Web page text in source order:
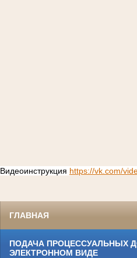
Видеоинструкция https://vk.com/
ГЛАВНАЯ
ПОДАЧА ПРОЦЕССУАЛЬНЫХ
ЭЛЕКТРОННОМ ВИДЕ